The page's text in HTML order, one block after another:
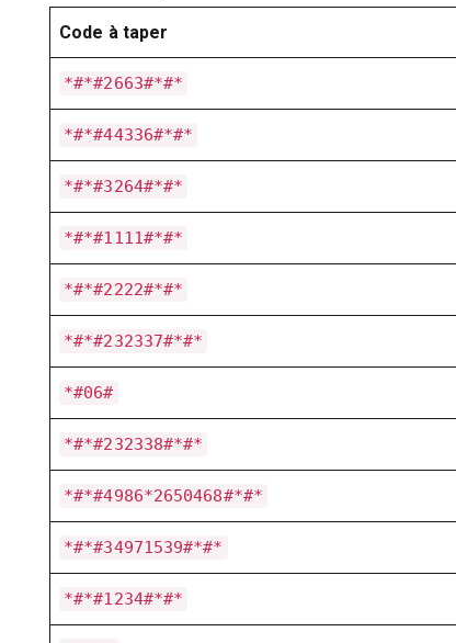
Code à taper
*#*#2663#*#*
*#*#44336#*#*
*#*#3264#*#*
*#*#1111#*#*
*#*#2222#*#*
*#*#232337#*#*
*#06#
*#*#232338#*#*
*#*#4986*2650468#*#*
*#*#34971539#*#*
*#*#1234#*#*